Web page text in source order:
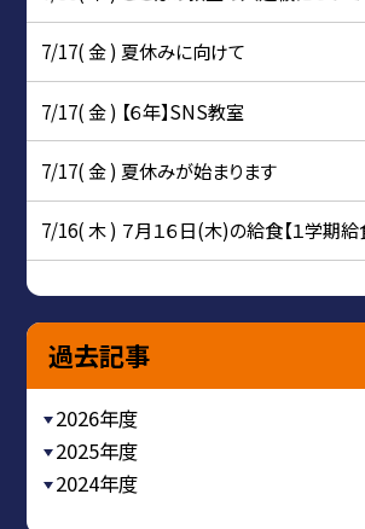
7/17( 金 ) 夏休みに向けて
7/17( 金 ) 【６年】SNS教室
7/17( 金 ) 夏休みが始まります
7/16( 木 ) ７月１６日(木)の給食【１学期給
過去記事
2026年度
2025年度
2024年度